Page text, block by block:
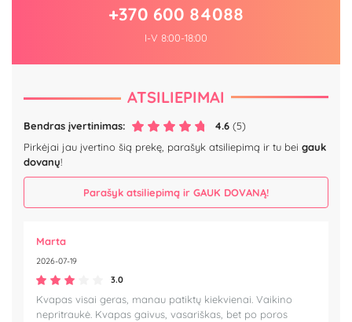
+370 600 84088
I-V 8:00-18:00
ATSILIEPIMAI
Bendras įvertinimas: 4.6 (5)
Pirkėjai jau įvertino šią prekę, parašyk atsiliepimą ir tu bei gauk
dovanų!
Parašyk atsiliepimą ir GAUK DOVANĄ!
Marta
2026-07-19
3.0
Kvapas visai geras, manau patiktų kiekvienai. Vaikino
nepritraukė. Kvapas gaivus, vasariškas, bet po poros